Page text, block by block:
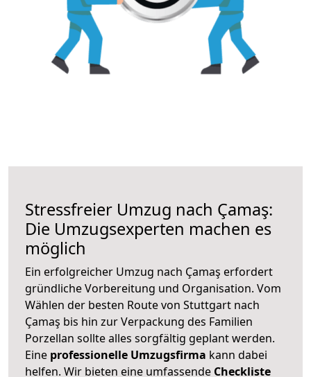
Stressfreier Umzug nach Çamaş:
Die Umzugsexperten machen es
möglich
Ein erfolgreicher Umzug nach Çamaş erfordert
gründliche Vorbereitung und Organisation. Vom
Wählen der besten Route von Stuttgart nach
Çamaş bis hin zur Verpackung des Familien
Porzellan sollte alles sorgfältig geplant werden.
Eine professionelle Umzugsfirma kann dabei
helfen. Wir bieten eine umfassende Checkliste